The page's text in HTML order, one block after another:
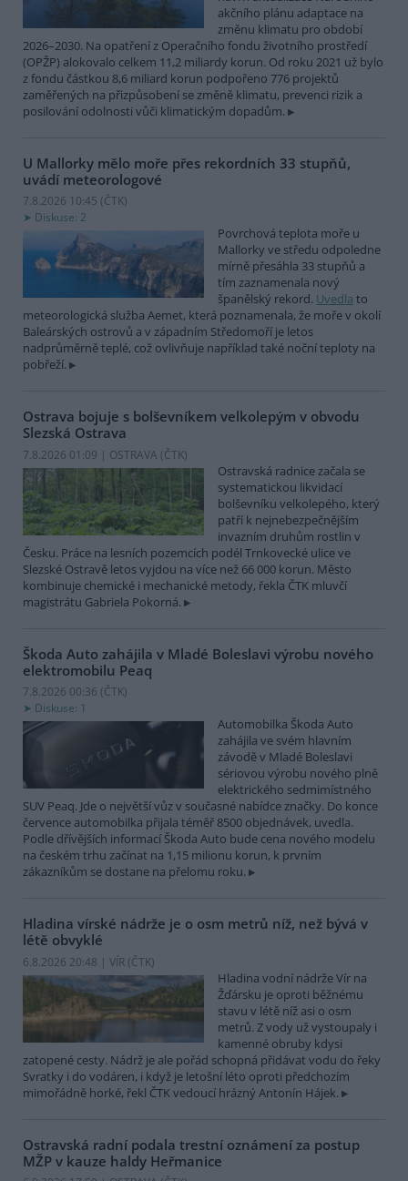
akčního plánu adaptace na
změnu klimatu pro období
2026–2030. Na opatření z Operačního fondu životního prostředí
(OPŽP) alokovalo celkem 11,2 miliardy korun. Od roku 2021 už bylo
z fondu částkou 8,6 miliard korun podpořeno 776 projektů
zaměřených na přizpůsobení se změně klimatu, prevenci rizik a
posilování odolnosti vůči klimatickým dopadům.
U Mallorky mělo moře přes rekordních 33 stupňů,
uvádí meteorologové
7.8.2026 10:45 (ČTK)
Diskuse: 2
Povrchová teplota moře u
Mallorky ve středu odpoledne
mírně přesáhla 33 stupňů a
tím zaznamenala nový
španělský rekord. Uvedla to
meteorologická služba Aemet, která poznamenala, že moře v okolí
Baleárských ostrovů a v západním Středomoří je letos
nadprůměrně teplé, což ovlivňuje například také noční teploty na
pobřeží.
Ostrava bojuje s bolševníkem velkolepým v obvodu
Slezská Ostrava
7.8.2026 01:09 | OSTRAVA (ČTK)
Ostravská radnice začala se
systematickou likvidací
bolševníku velkolepého, který
patří k nejnebezpečnějším
invazním druhům rostlin v
Česku. Práce na lesních pozemcích podél Trnkovecké ulice ve
Slezské Ostravě letos vyjdou na více než 66 000 korun. Město
kombinuje chemické i mechanické metody, řekla ČTK mluvčí
magistrátu Gabriela Pokorná.
Škoda Auto zahájila v Mladé Boleslavi výrobu nového
elektromobilu Peaq
7.8.2026 00:36 (ČTK)
Diskuse: 1
Automobilka Škoda Auto
zahájila ve svém hlavním
závodě v Mladé Boleslavi
sériovou výrobu nového plně
elektrického sedmimístného
SUV Peaq. Jde o největší vůz v současné nabídce značky. Do konce
července automobilka přijala téměř 8500 objednávek, uvedla.
Podle dřívějších informací Škoda Auto bude cena nového modelu
na českém trhu začínat na 1,15 milionu korun, k prvním
zákazníkům se dostane na přelomu roku.
Hladina vírské nádrže je o osm metrů níž, než bývá v
létě obvyklé
6.8.2026 20:48 | VÍR (ČTK)
Hladina vodní nádrže Vír na
Žďársku je oproti běžnému
stavu v létě níž asi o osm
metrů. Z vody už vystoupaly i
kamenné obruby kdysi
zatopené cesty. Nádrž je ale pořád schopná přidávat vodu do řeky
Svratky i do vodáren, i když je letošní léto oproti předchozím
mimořádně horké, řekl ČTK vedoucí hrázný Antonín Hájek.
Ostravská radní podala trestní oznámení za postup
MŽP v kauze haldy Heřmanice